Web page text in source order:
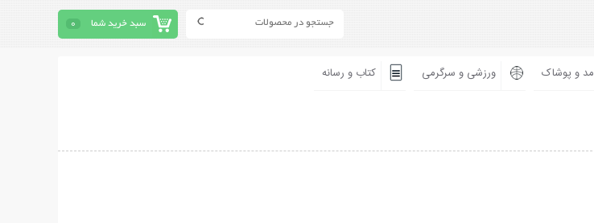
سبد خرید شما 0
مد و پوشاک ورزشی و سرگرمی کتاب و رسانه